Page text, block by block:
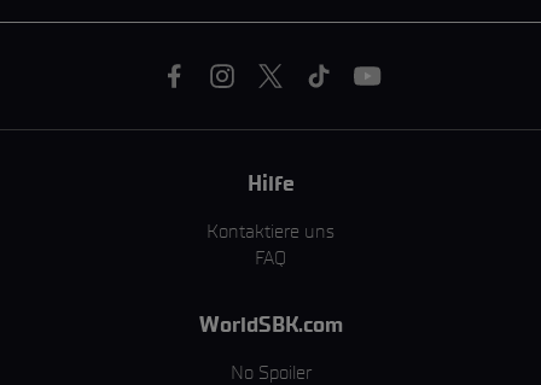
Hilfe
Kontaktiere uns
FAQ
WorldSBK.com
No Spoiler